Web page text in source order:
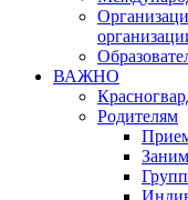
ВАЖНО
Родителям